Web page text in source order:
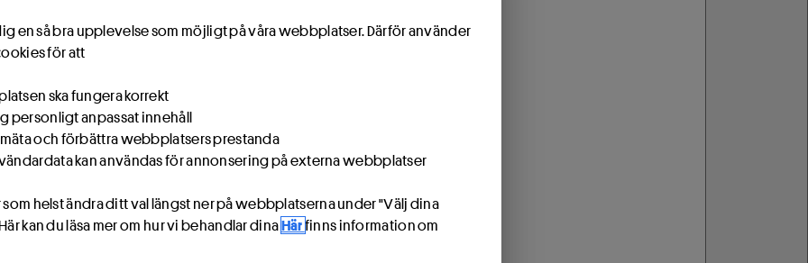
en så bra upplevelse som möjligt på våra webbplatser. Därför använder
för att
ska fungera korrekt
personligt anpassat innehåll
och förbättra webbplatsers prestanda
kan användas för annonsering på externa webbplatser
som helst ändra ditt val längst ner på webbplatserna under "Välj dina
kan du läsa mer om hur vi behandlar dinaHär finns information om